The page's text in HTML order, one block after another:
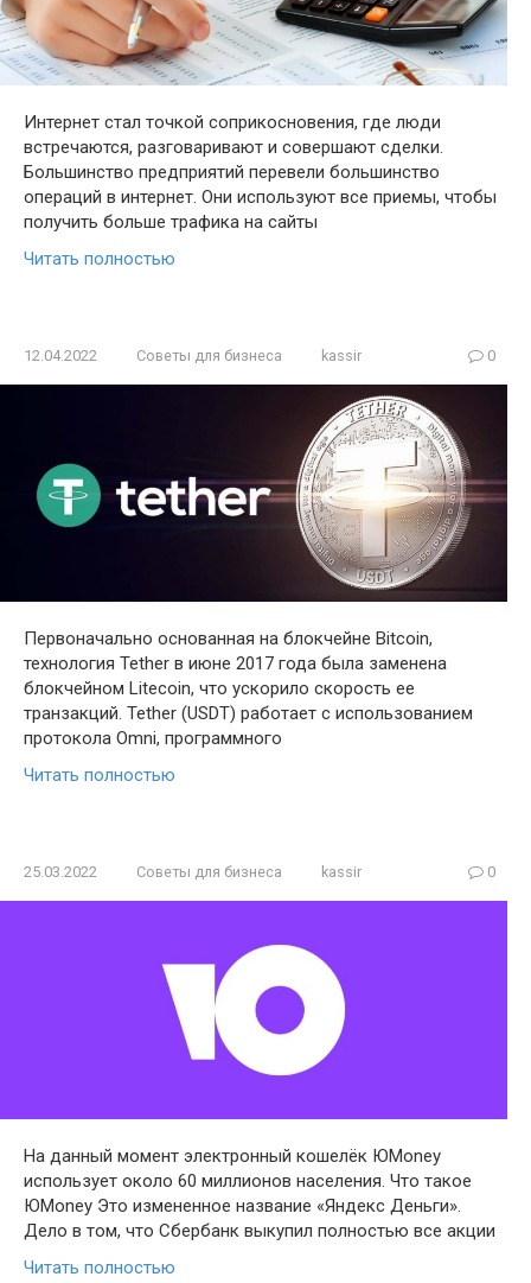
Интернет стал точкой соприкосновения, где люди
встречаются, разговаривают и совершают сделки.
Большинство предприятий перевели большинство
операций в интернет. Они используют все приемы, чтобы
получить больше трафика на сайты
Читать полностью
12.04.2022 Советы для бизнеса kassir 0
Первоначально основанная на блокчейне Bitcoin,
технология Tether в июне 2017 года была заменена
блокчейном Litecoin, что ускорило скорость ее
транзакций. Tether (USDТ) работает с использованием
протокола Omni, программного
Читать полностью
25.03.2022 Советы для бизнеса kassir 0
На данный момент электронный кошелёк ЮMoney
использует около 60 миллионов населения. Что такое
ЮMoney Это измененное название «Яндекс Деньги».
Дело в том, что Сбербанк выкупил полностью все акции
Читать полностью